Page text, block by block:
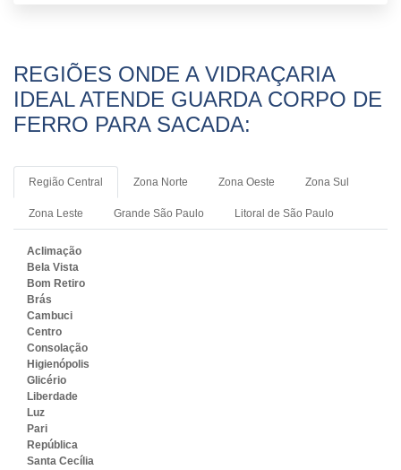
REGIÕES ONDE A VIDRAÇARIA
IDEAL ATENDE GUARDA CORPO DE
FERRO PARA SACADA:
Região Central Zona Norte Zona Oeste Zona Sul
Zona Leste Grande São Paulo Litoral de São Paulo
Aclimação
Bela Vista
Bom Retiro
Brás
Cambuci
Centro
Consolação
Higienópolis
Glicério
Liberdade
Luz
Pari
República
Santa Cecília